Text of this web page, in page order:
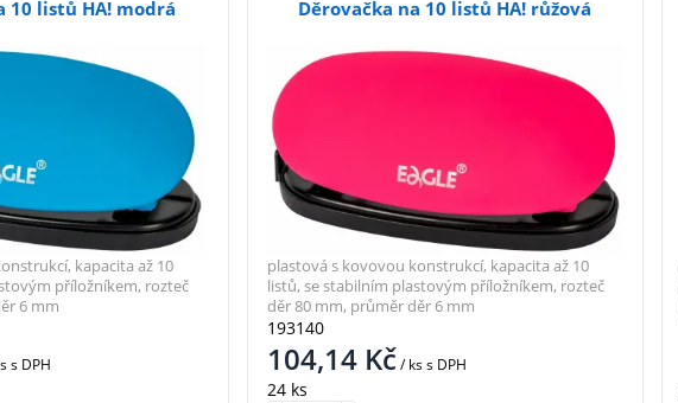
10 listů HA! modrá
s DPH
kapacita až 10
příložníkem, rozteč
6 mm
Děrovačka na 10 listů HA! růžová
193140
104,14Kč/ kss DPH
24 ks
plastová s kovovou konstrukcí, kapacita až 10
listů, se stabilním plastovým příložníkem, rozteč
děr 80 mm, průměr děr 6 mm